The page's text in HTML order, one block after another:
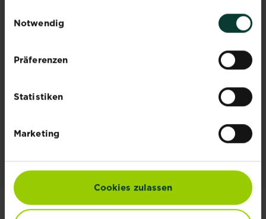
Nutzung der Dienste gesammelt haben.
Notwendig
Präferenzen
Statistiken
Marketing
Cookies zulassen
SUBSTRAL
Spray